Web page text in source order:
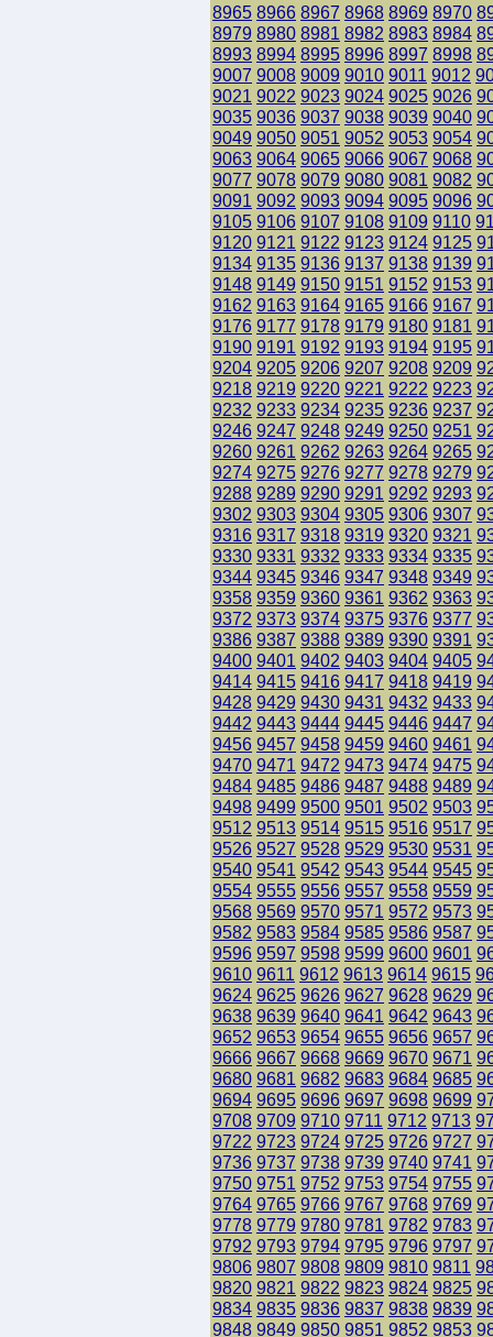
8965 8966 8967 8968 8969 8970
8979 8980 8981 8982 8983 8984
8993 8994 8995 8996 8997 8998
9007 9008 9009 9010 9011 9012
9021 9022 9023 9024 9025 9026
9035 9036 9037 9038 9039 9040
9049 9050 9051 9052 9053 9054
9063 9064 9065 9066 9067 9068
9077 9078 9079 9080 9081 9082
9091 9092 9093 9094 9095 9096
9105 9106 9107 9108 9109 9110
9120 9121 9122 9123 9124 9125
9134 9135 9136 9137 9138 9139
9148 9149 9150 9151 9152 9153
9162 9163 9164 9165 9166 9167
9176 9177 9178 9179 9180 9181
9190 9191 9192 9193 9194 9195
9204 9205 9206 9207 9208 9209
9218 9219 9220 9221 9222 9223
9232 9233 9234 9235 9236 9237
9246 9247 9248 9249 9250 9251
9260 9261 9262 9263 9264 9265
9274 9275 9276 9277 9278 9279
9288 9289 9290 9291 9292 9293
9302 9303 9304 9305 9306 9307
9316 9317 9318 9319 9320 9321
9330 9331 9332 9333 9334 9335
9344 9345 9346 9347 9348 9349
9358 9359 9360 9361 9362 9363
9372 9373 9374 9375 9376 9377
9386 9387 9388 9389 9390 9391
9400 9401 9402 9403 9404 9405
9414 9415 9416 9417 9418 9419
9428 9429 9430 9431 9432 9433
9442 9443 9444 9445 9446 9447
9456 9457 9458 9459 9460 9461
9470 9471 9472 9473 9474 9475
9484 9485 9486 9487 9488 9489
9498 9499 9500 9501 9502 9503
9512 9513 9514 9515 9516 9517
9526 9527 9528 9529 9530 9531
9540 9541 9542 9543 9544 9545
9554 9555 9556 9557 9558 9559
9568 9569 9570 9571 9572 9573
9582 9583 9584 9585 9586 9587
9596 9597 9598 9599 9600 9601
9610 9611 9612 9613 9614 9615
9624 9625 9626 9627 9628 9629
9638 9639 9640 9641 9642 9643
9652 9653 9654 9655 9656 9657
9666 9667 9668 9669 9670 9671
9680 9681 9682 9683 9684 9685
9694 9695 9696 9697 9698 9699
9708 9709 9710 9711 9712 9713
9722 9723 9724 9725 9726 9727
9736 9737 9738 9739 9740 9741
9750 9751 9752 9753 9754 9755
9764 9765 9766 9767 9768 9769
9778 9779 9780 9781 9782 9783
9792 9793 9794 9795 9796 9797
9806 9807 9808 9809 9810 9811
9820 9821 9822 9823 9824 9825
9834 9835 9836 9837 9838 9839
9848 9849 9850 9851 9852 9853